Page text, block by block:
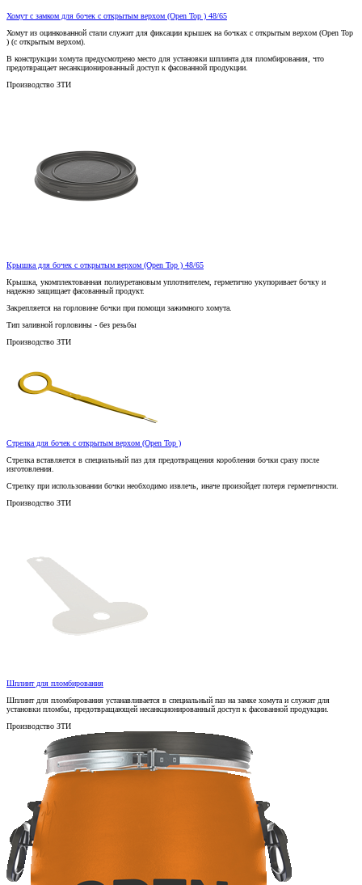
Хомут с замком для бочек с открытым верхом (Open Top ) 48/65
Хомут из оцинкованной стали служит для фиксации крышек на бочках с открытым верхом (Open Top
) (с открытым верхом).
В конструкции хомута предусмотрено место для установки шплинта для пломбирования, что
предотвращает несанкционированный доступ к фасованной продукции.
Производство ЗТИ
Крышка для бочек с открытым верхом (Open Top ) 48/65
Крышка, укомплектованная полиуретановым уплотнителем, герметично укупоривает бочку и
надежно защищает фасованный продукт.
Закрепляется на горловине бочки при помощи зажимного хомута.
Тип заливной горловины - без резьбы
Производство ЗТИ
Стрелка для бочек с открытым верхом (Open Top )
Стрелка вставляется в специальный паз для предотвращения коробления бочки сразу после
изготовления.
Стрелку при использовании бочки необходимо извлечь, иначе произойдет потеря герметичности.
Производство ЗТИ
Шплинт для пломбирования
Шплинт для пломбирования устанавливается в специальный паз на замке хомута и служит для
установки пломбы, предотвращающей несанкционированный доступ к фасованной продукции.
Производство ЗТИ